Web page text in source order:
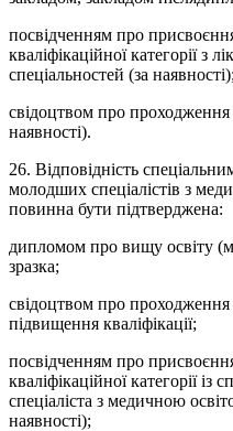
посвідченням про
кваліфікаційної категорії з
спеціальностей (за наявності);
свідоцтвом про проходження
наявності).
26. Відповідність
молодших спеціалістів з
повинна бути підтверджена:
дипломом про вищу освіту
зразка;
свідоцтвом про проходження
підвищення кваліфікації;
посвідченням про
кваліфікаційної категорії із
спеціаліста з медичною
наявності);